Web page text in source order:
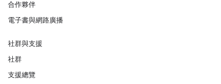
合作夥伴
電子書與網路廣播
社群與支援
社群
支援總覽